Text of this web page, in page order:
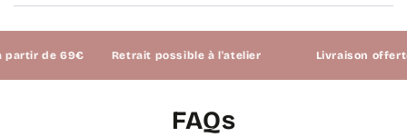
de 69€ Retrait possible à l'atelier Livraison offerte à
FAQs